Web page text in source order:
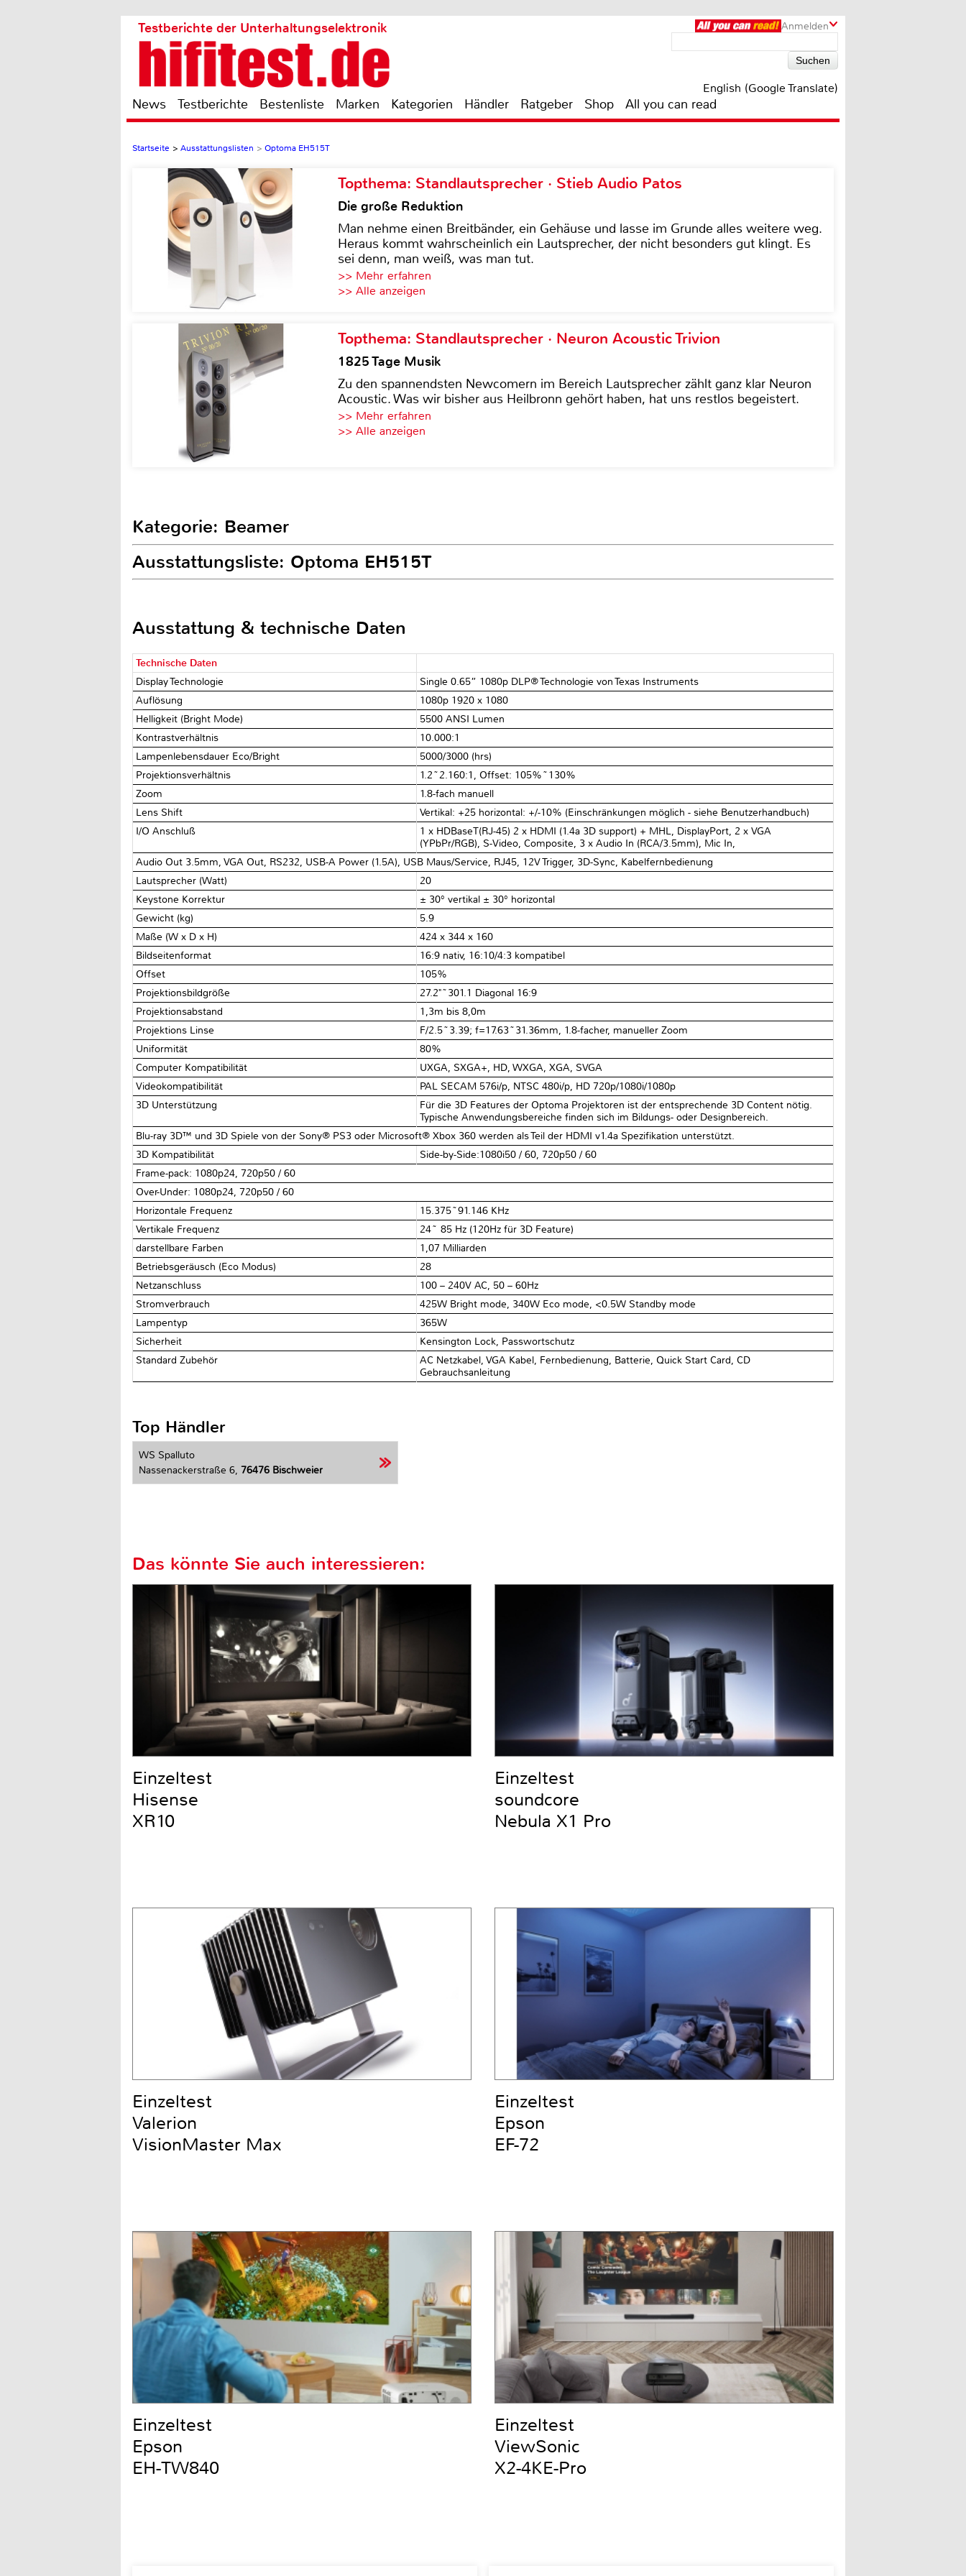
Anmelden
Testberichte der Unterhaltungselektronik
English (Google Translate)
News Testberichte Bestenliste Marken Kategorien Händler Ratgeber Shop All you can read
Startseite > Ausstattungslisten > Optoma EH515T
Topthema: Standlautsprecher · Stieb Audio Patos
Die große Reduktion
Man nehme einen Breitbänder, ein Gehäuse und lasse im Grunde alles weitere weg.
Heraus kommt wahrscheinlich ein Lautsprecher, der nicht besonders gut klingt. Es
sei denn, man weiß, was man tut.
>> Mehr erfahren
>> Alle anzeigen
Topthema: Standlautsprecher · Neuron Acoustic Trivion
1825 Tage Musik
Zu den spannendsten Newcomern im Bereich Lautsprecher zählt ganz klar Neuron
Acoustic. Was wir bisher aus Heilbronn gehört haben, hat uns restlos begeistert.
>> Mehr erfahren
>> Alle anzeigen
Kategorie: Beamer
Ausstattungsliste: Optoma EH515T
Ausstattung & technische Daten
Technische Daten
Display Technologie
Single 0.65” 1080p DLP® Technologie von Texas Instruments
Auflösung
1080p 1920 x 1080
Helligkeit (Bright Mode)
5500 ANSI Lumen
Kontrastverhältnis
10.000:1
Lampenlebensdauer Eco/Bright
5000/3000 (hrs)
Projektionsverhältnis
1.2~2.160:1, Offset: 105%~130%
Zoom
1.8-fach manuell
Lens Shift
Vertikal: +25 horizontal: +/-10% (Einschränkungen möglich - siehe Benutzerhandbuch)
I/O Anschluß
1 x HDBaseT(RJ-45) 2 x HDMI (1.4a 3D support) + MHL, DisplayPort, 2 x VGA
(YPbPr/RGB), S-Video, Composite, 3 x Audio In (RCA/3.5mm), Mic In,
Audio Out 3.5mm, VGA Out, RS232, USB-A Power (1.5A), USB Maus/Service, RJ45, 12V Trigger, 3D-Sync, Kabelfernbedienung
Lautsprecher (Watt)
20
Keystone Korrektur
± 30° vertikal ± 30° horizontal
Gewicht (kg)
5.9
Maße (W x D x H)
424 x 344 x 160
Bildseitenformat
16:9 nativ, 16:10/4:3 kompatibel
Offset
105%
Projektionsbildgröße
27.2"~301.1 Diagonal 16:9
Projektionsabstand
1,3m bis 8,0m
Projektions Linse
F/2.5~3.39; f=17.63~31.36mm, 1.8-facher, manueller Zoom
Uniformität
80%
Computer Kompatibilität
UXGA, SXGA+, HD, WXGA, XGA, SVGA
Videokompatibilität
PAL SECAM 576i/p, NTSC 480i/p, HD 720p/1080i/1080p
3D Unterstützung
Für die 3D Features der Optoma Projektoren ist der entsprechende 3D Content nötig.
Typische Anwendungsbereiche finden sich im Bildungs- oder Designbereich.
Blu-ray 3D™ und 3D Spiele von der Sony® PS3 oder Microsoft® Xbox 360 werden als Teil der HDMI v1.4a Spezifikation unterstützt.
3D Kompatibilität
Side-by-Side:1080i50 / 60, 720p50 / 60
Frame-pack: 1080p24, 720p50 / 60
Over-Under: 1080p24, 720p50 / 60
Horizontale Frequenz
15.375~91.146 KHz
Vertikale Frequenz
24~ 85 Hz (120Hz für 3D Feature)
darstellbare Farben
1,07 Milliarden
Betriebsgeräusch (Eco Modus)
28
Netzanschluss
100 – 240V AC, 50 – 60Hz
Stromverbrauch
425W Bright mode, 340W Eco mode, <0.5W Standby mode
Lampentyp
365W
Sicherheit
Kensington Lock, Passwortschutz
Standard Zubehör
AC Netzkabel, VGA Kabel, Fernbedienung, Batterie, Quick Start Card, CD
Gebrauchsanleitung
Top Händler
WS Spalluto
Nassenackerstraße 6, 76476 Bischweier
Das könnte Sie auch interessieren:
Einzeltest
Hisense
XR10
Einzeltest
soundcore
Nebula X1 Pro
Einzeltest
Valerion
VisionMaster Max
Einzeltest
Epson
EF-72
Einzeltest
Epson
EH-TW840
Einzeltest
ViewSonic
X2-4KE-Pro